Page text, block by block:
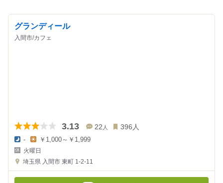
グランディール
入間市/カフェ
3.13 22 人 396 人
夜
の
金
-
昼
の
金
額
￥1,000～￥1,999
火曜日
埼玉県 入間市 東町 1-2-11